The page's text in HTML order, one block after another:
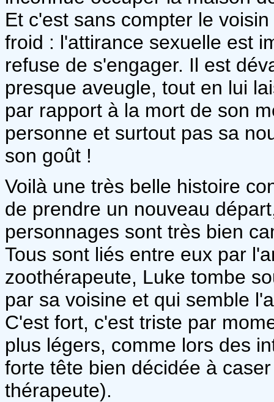
Et c'est sans compter le
froid : l'attirance sexuelle est
refuse de s'engager. Il est
presque aveugle, tout en lui
par rapport à la mort de son
personne et surtout pas sa
son goût !
Voilà une très belle histoire
de prendre un nouveau
personnages sont très bien
Tous sont liés entre eux par
zoothérapeute, Luke tombe
par sa voisine et qui semble
C'est fort, c'est triste par
plus légers, comme lors des
forte tête bien décidée à
thérapeute).